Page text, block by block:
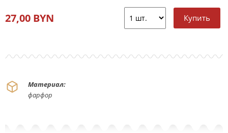
27,00 BYN
Материал:
фарфор